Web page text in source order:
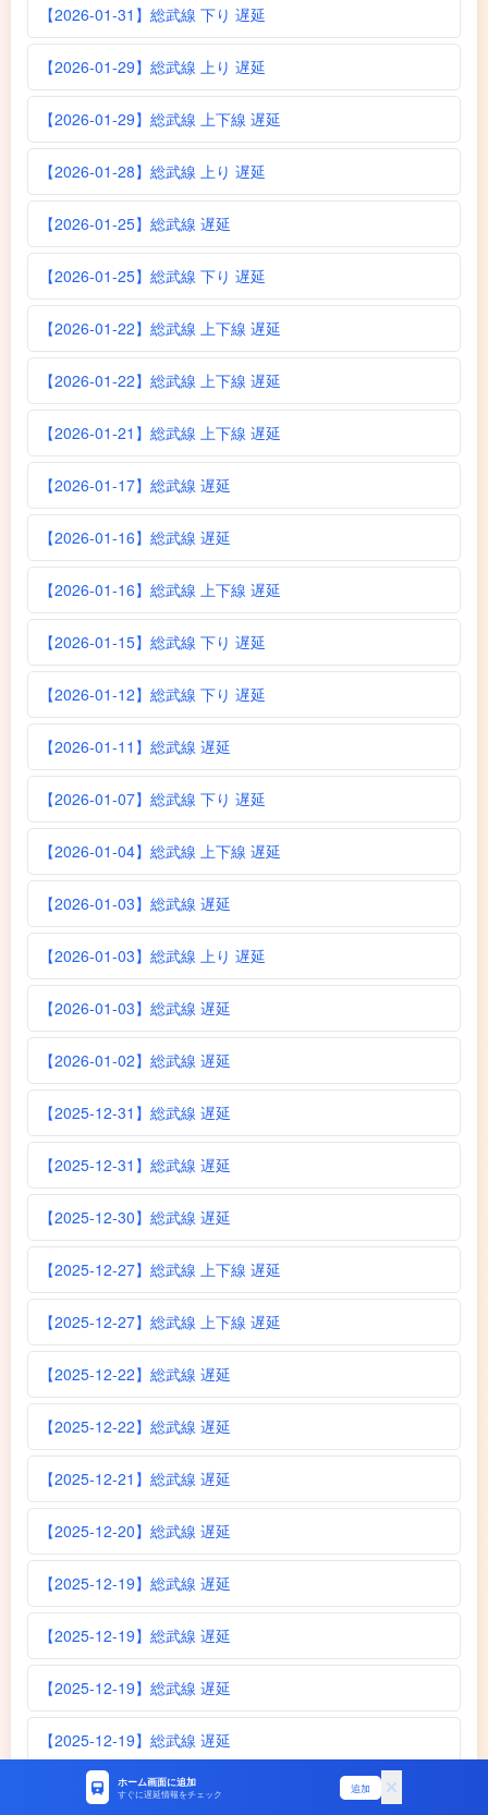
【2026-01-31】総武線 下り 遅延
【2026-01-29】総武線 上り 遅延
【2026-01-29】総武線 上下線 遅延
【2026-01-28】総武線 上り 遅延
【2026-01-25】総武線 遅延
【2026-01-25】総武線 下り 遅延
【2026-01-22】総武線 上下線 遅延
【2026-01-22】総武線 上下線 遅延
【2026-01-21】総武線 上下線 遅延
【2026-01-17】総武線 遅延
【2026-01-16】総武線 遅延
【2026-01-16】総武線 上下線 遅延
【2026-01-15】総武線 下り 遅延
【2026-01-12】総武線 下り 遅延
【2026-01-11】総武線 遅延
【2026-01-07】総武線 下り 遅延
【2026-01-04】総武線 上下線 遅延
【2026-01-03】総武線 遅延
【2026-01-03】総武線 上り 遅延
【2026-01-03】総武線 遅延
【2026-01-02】総武線 遅延
【2025-12-31】総武線 遅延
【2025-12-31】総武線 遅延
【2025-12-30】総武線 遅延
【2025-12-27】総武線 上下線 遅延
【2025-12-27】総武線 上下線 遅延
【2025-12-22】総武線 遅延
【2025-12-22】総武線 遅延
【2025-12-21】総武線 遅延
【2025-12-20】総武線 遅延
【2025-12-19】総武線 遅延
【2025-12-19】総武線 遅延
【2025-12-19】総武線 遅延
【2025-12-19】総武線 遅延
【2025-12-18】総武線 遅延
ホーム画面に追加
すぐに遅延情報をチェック 追加